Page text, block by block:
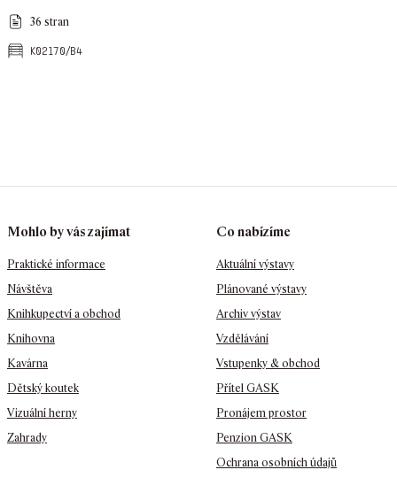
36 stran
k02170/b4
Mohlo by vás zajímat
Praktické informace
Návštěva
Knihkupectví a obchod
Knihovna
Kavárna
Dětský koutek
Vizuální herny
Zahrady
Co nabízíme
Aktuální výstavy
Plánované výstavy
Archiv výstav
Vzdělávání
Vstupenky & obchod
Přítel GASK
Pronájem prostor
Penzion GASK
Ochrana osobních údajů